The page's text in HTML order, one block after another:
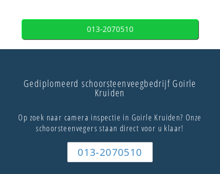
013-2070510
Gediplomeerd schoorsteenveegbedrijf Goirle
Kruiden
Op zoek naar camera inspectie in Goirle Kruiden? Onze
schoorsteenvegers staan direct voor u klaar!
013-2070510